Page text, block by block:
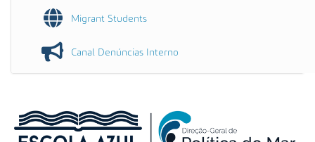
Migrant Students
Canal Denúncias Interno